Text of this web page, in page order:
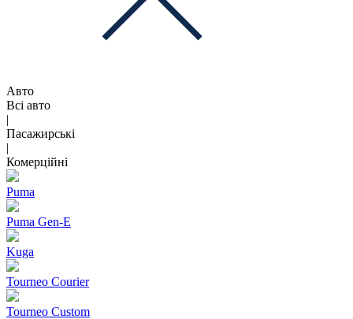
Авто
Всі авто
|
Пасажирські
|
Комерційні
Puma
Puma Gen‑E
Kuga
Tourneo Courier
Tourneo Custom